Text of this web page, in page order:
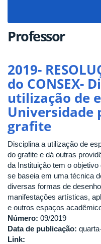
Professor
2019-
do CONSEX-
utilização de
Universidade
grafite
Disciplina a utilização de
do grafite e dá outras
da Instituição tem o
se baseia em uma técnica
diversas formas de
manifestações artísticas,
e outros espaços
Número: 09/2019
Data de publicação:
Link: